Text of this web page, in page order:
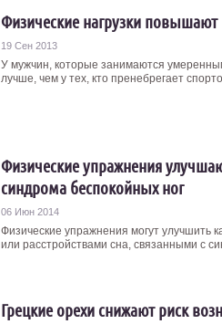
Физические нагрузки
19 Сен 2013
У мужчин, которые занимаются
лучше, чем у тех, кто пренебрегает
Физические упражнения
синдрома беспокойных ног
06 Июн 2014
Физические упражнения могут улучшить
или расстройствами сна, связанными с
Грецкие орехи снижают риск